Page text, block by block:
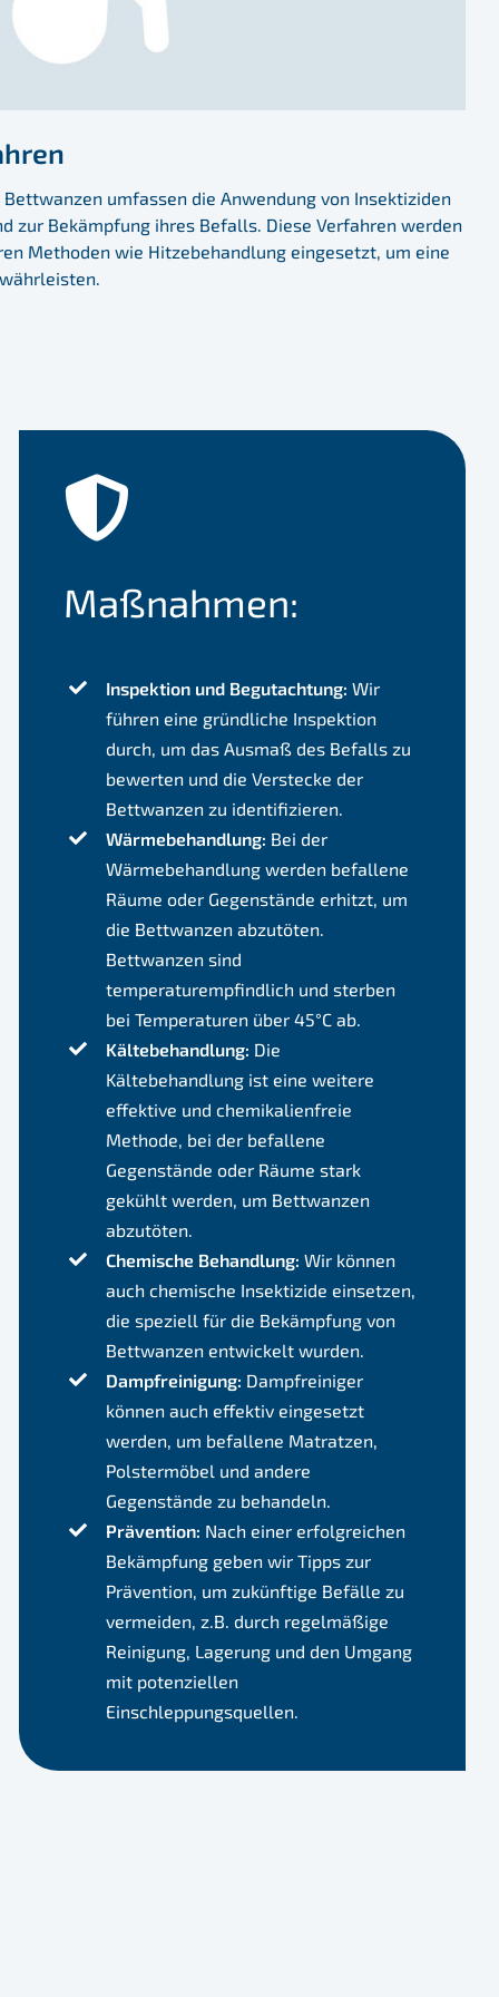
umfassen die Anwendung von Insektiziden
zur Bekämpfung ihres Befalls. Diese Verfahren werden
Methoden wie Hitzebehandlung eingesetzt, um eine
Maßnahmen:
Inspektion und Begutachtung: Wir
führen eine gründliche Inspektion
durch, um das Ausmaß des Befalls zu
bewerten und die Verstecke der
Bettwanzen zu identifizieren.
Wärmebehandlung: Bei der
Wärmebehandlung werden befallene
Räume oder Gegenstände erhitzt, um
die Bettwanzen abzutöten.
Bettwanzen sind
temperaturempfindlich und sterben
bei Temperaturen über 45°C ab.
Kältebehandlung: Die
Kältebehandlung ist eine weitere
effektive und chemikalienfreie
Methode, bei der befallene
Gegenstände oder Räume stark
gekühlt werden, um Bettwanzen
abzutöten.
Chemische Behandlung: Wir können
auch chemische Insektizide einsetzen,
die speziell für die Bekämpfung von
Bettwanzen entwickelt wurden.
Dampfreinigung: Dampfreiniger
können auch effektiv eingesetzt
werden, um befallene Matratzen,
Polstermöbel und andere
Gegenstände zu behandeln.
Prävention: Nach einer erfolgreichen
Bekämpfung geben wir Tipps zur
Prävention, um zukünftige Befälle zu
vermeiden, z.B. durch regelmäßige
Reinigung, Lagerung und den Umgang
mit potenziellen
Einschleppungsquellen.